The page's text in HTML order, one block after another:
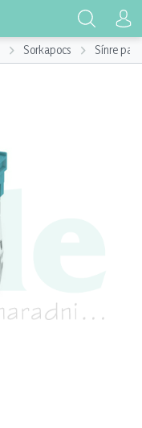
Sorkapocs Sínre